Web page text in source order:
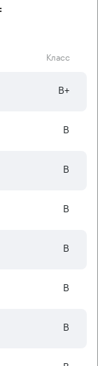
Класс
B+
B
B
B
B
B
B